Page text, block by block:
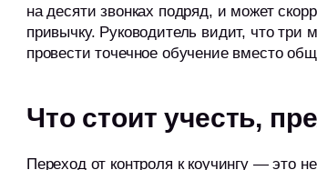
на десяти звонках подряд, и может
привычку. Руководитель видит, что
провести точечное обучение вместо
Что стоит учесть,
Переход от контроля к коучингу — это